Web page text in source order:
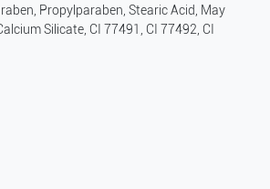
Propylparaben, Stearic Acid, May
Silicate, CI 77491, CI 77492, CI